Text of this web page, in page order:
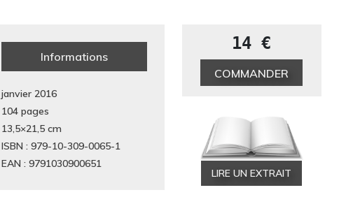
Informations
janvier 2016
104 pages
13,5×21,5cm
ISBN : 979-10-309-0065-1
EAN : 9791030900651
14 €
COMMANDER
LIRE UN EXTRAIT